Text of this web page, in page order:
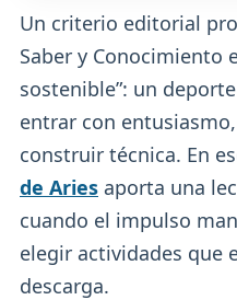
Un criterio editorial
Saber y Conocimiento
sostenible”: un
entrar con
construir técnica. En
de Aries aporta una
cuando el impulso
elegir actividades que
descarga.